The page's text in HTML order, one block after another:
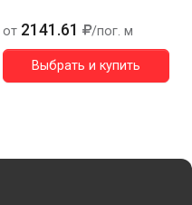
от 2141.61 /пог. м
Выбрать и купить